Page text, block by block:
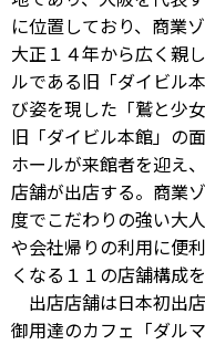
に位置しており、商業
大正１４年から広く親
ルである旧「ダイビル
び姿を現した「鷲と少
旧「ダイビル本館」の
ホールが来館者を迎え
店舗が出店する。商業
度でこだわりの強い大
や会社帰りの利用に便
くなる１１の店舗構成
出店店舗は日本初出
御用達のカフェ「ダル